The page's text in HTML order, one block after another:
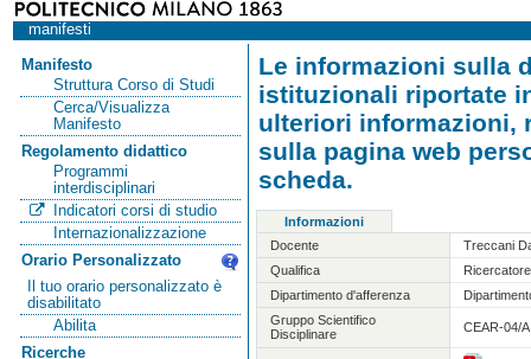
manifesti
Manifesto
Struttura Corso di Studi
Cerca/Visualizza
Manifesto
Regolamento didattico
Programmi
interdisciplinari
Indicatori corsi di studio
Internazionalizzazione
Orario Personalizzato
Il tuo orario personalizzato è
disabilitato
Abilita
Ricerche
Le informazioni sulla
istituzionali riportate
ulteriori informazioni,
sulla pagina web
scheda.
Informazioni
Docente
Treccani
Qualifica
Dipartimento d'afferenza
Gruppo Scientifico
Disciplinare
CEAR-04/